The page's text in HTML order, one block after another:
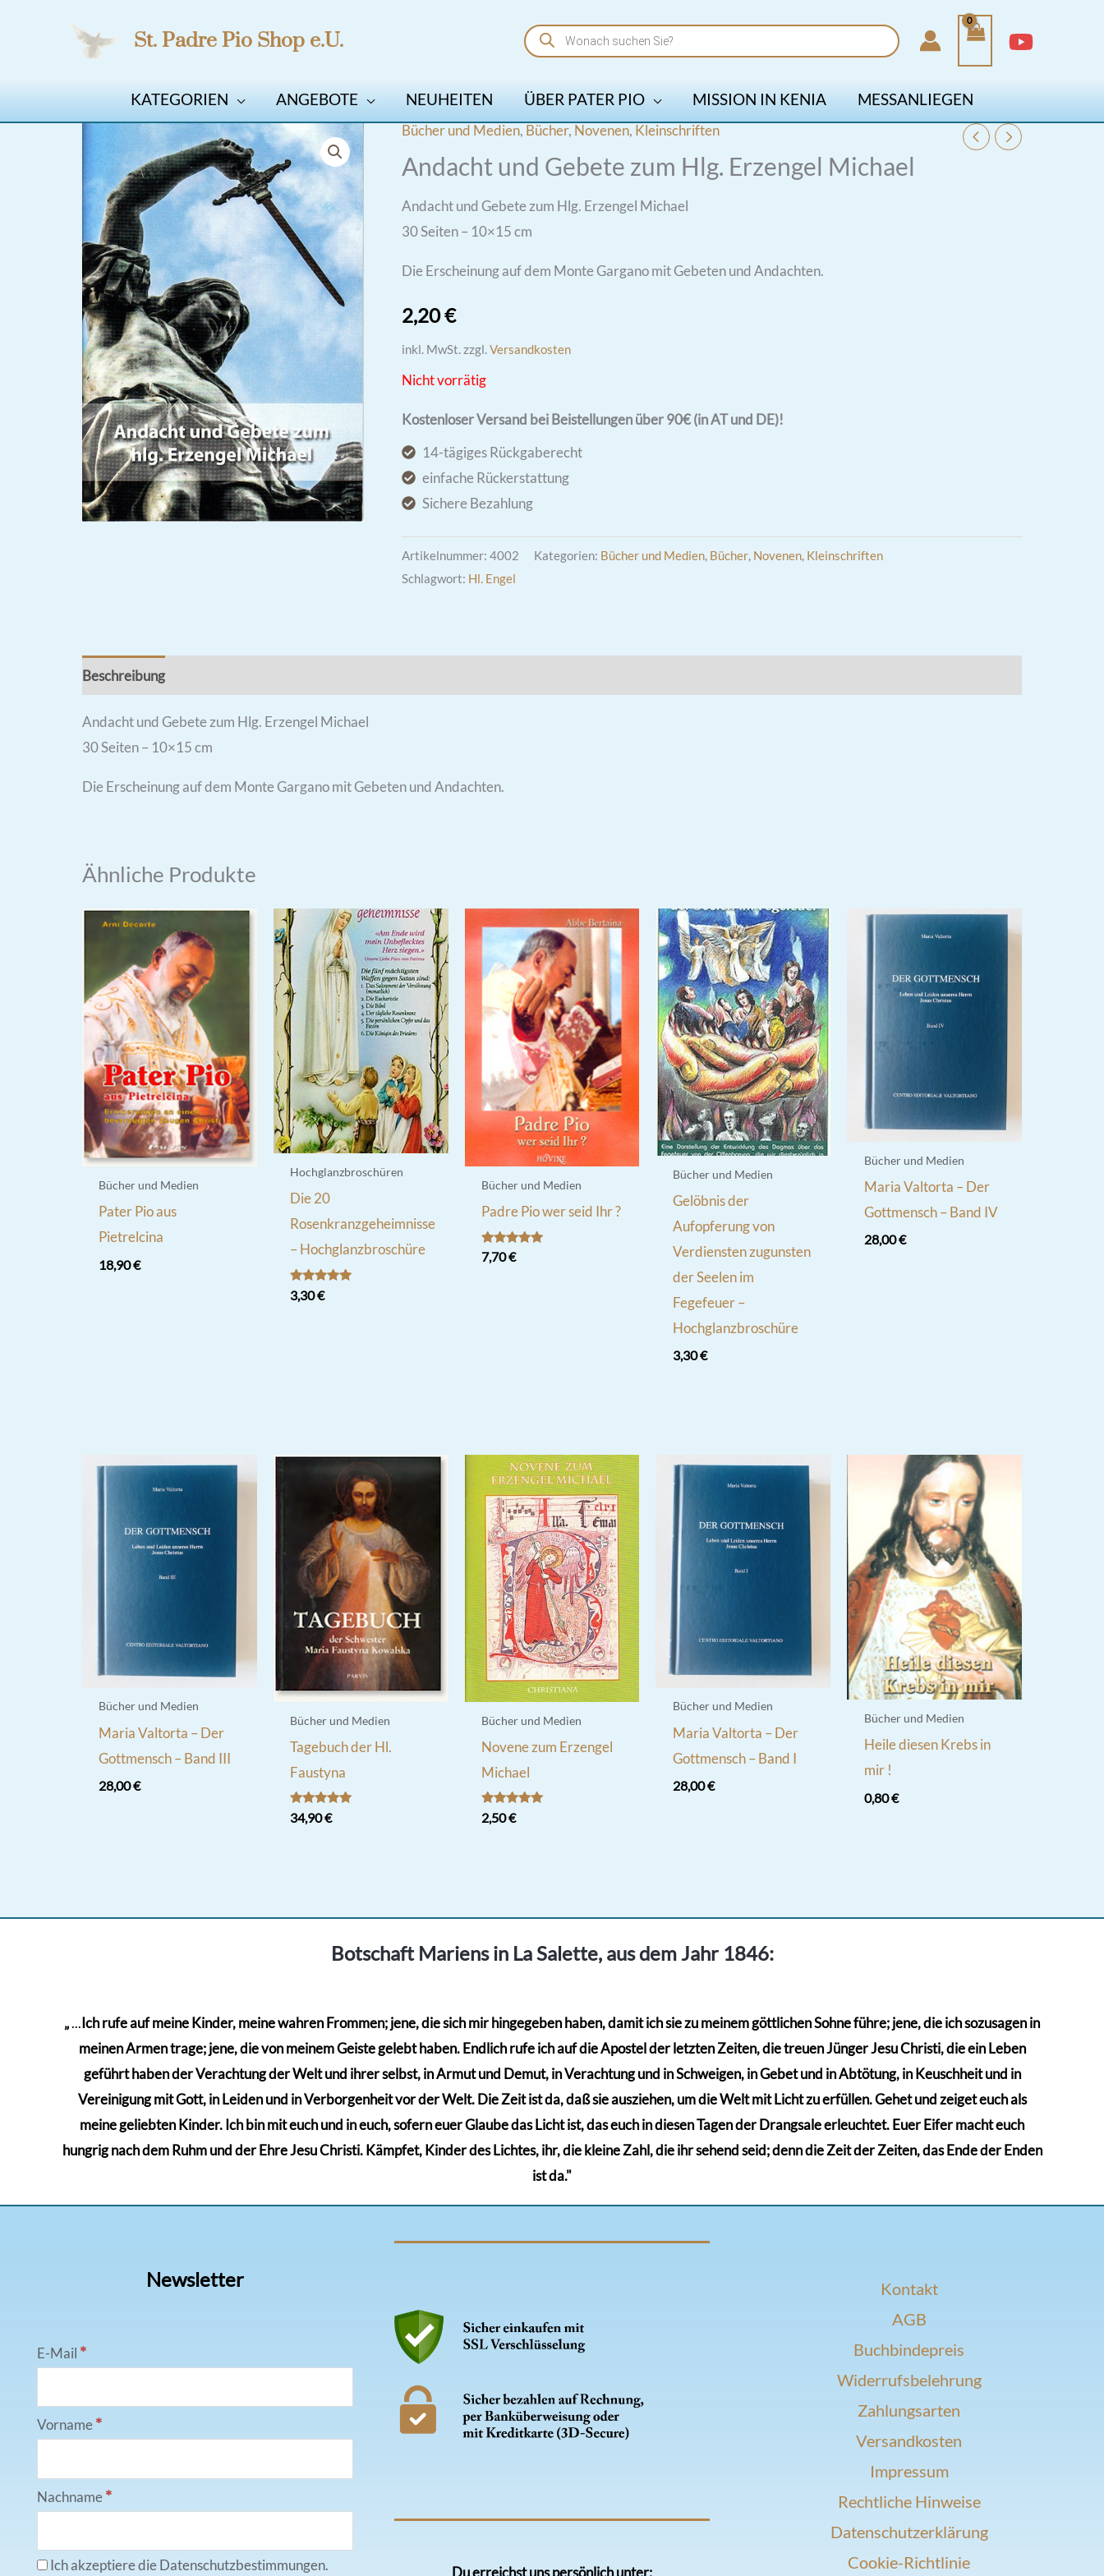
St. Padre Pio Shop e.U.
Products
search
KATEGORIEN ANGEBOTE NEUHEITEN ÜBER PATER PIO MISSION IN KENIA MESSANLIEGEN
Bücher und Medien, Bücher, Novenen, Kleinschriften
Andacht und Gebete zum Hlg. Erzengel Michael
Andacht und Gebete zum Hlg. Erzengel Michael
30 Seiten – 10×15 cm
Die Erscheinung auf dem Monte Gargano mit Gebeten und Andachten.
2,20€
inkl. MwSt.zzgl.Versandkosten
Nicht vorrätig
Kostenloser Versand bei Beistellungen über 90€ (in AT und DE)!
14-tägiges Rückgaberecht
einfache Rückerstattung
Sichere Bezahlung
Artikelnummer: 4002 Kategorien: Bücher und Medien, Bücher, Novenen, Kleinschriften
Schlagwort: Hl. Engel
Beschreibung
Andacht und Gebete zum Hlg. Erzengel Michael
30 Seiten – 10×15 cm
Die Erscheinung auf dem Monte Gargano mit Gebeten und Andachten.
Ähnliche Produkte
Bücher und Medien
Pater Pio aus
Pietrelcina
18,90€
Hochglanzbroschüren
Die 20
Rosenkranzgeheimnisse
– Hochglanzbroschüre
Bewertet
mit
3,30€
Bücher und Medien
Padre Pio wer seid Ihr ?
Bewertet
mit
7,70€
Bücher und Medien
Gelöbnis der
Aufopferung von
Verdiensten zugunsten
der Seelen im
Fegefeuer –
Hochglanzbroschüre
3,30€
Bücher und Medien
Maria Valtorta – Der
Gottmensch – Band IV
28,00€
Bücher und Medien
Maria Valtorta – Der
Gottmensch – Band III
28,00€
Bücher und Medien
Tagebuch der Hl.
Faustyna
Bewertet
mit
34,90€
Bücher und Medien
Novene zum Erzengel
Michael
Bewertet
mit
2,50€
Bücher und Medien
Maria Valtorta – Der
Gottmensch – Band I
28,00€
Bücher und Medien
Heile diesen Krebs in
mir !
0,80€
Botschaft Mariens in La Salette, aus dem Jahr 1846:
„...Ich rufe auf meine Kinder, meine wahren Frommen; jene, die sich mir hingegeben haben, damit ich sie zu meinem göttlichen Sohne führe; jene, die ich sozusagen in
meinen Armen trage; jene, die von meinem Geiste gelebt haben. Endlich rufe ich auf die Apostel der letzten Zeiten, die treuen Jünger Jesu Christi, die ein Leben
geführt haben der Verachtung der Welt und ihrer selbst, in Armut und Demut, in Verachtung und in Schweigen, in Gebet und in Abtötung, in Keuschheit und in
Vereinigung mit Gott, in Leiden und in Verborgenheit vor der Welt. Die Zeit ist da, daß sie ausziehen, um die Welt mit Licht zu erfüllen. Gehet und zeiget euch als
meine geliebten Kinder. Ich bin mit euch und in euch, sofern euer Glaube das Licht ist, das euch in diesen Tagen der Drangsale erleuchtet. Euer Eifer macht euch
hungrig nach dem Ruhm und der Ehre Jesu Christi. Kämpfet, Kinder des Lichtes, ihr, die kleine Zahl, die ihr sehend seid; denn die Zeit der Zeiten, das Ende der Enden
ist da."
Newsletter
E-Mail *
Vorname*
Nachname*
Ich akzeptiere die Datenschutzbestimmungen.
Kontakt
AGB
Buchbindepreis
Widerrufsbelehrung
Zahlungsarten
Versandkosten
Impressum
Rechtliche Hinweise
Datenschutzerklärung
Cookie-Richtlinie